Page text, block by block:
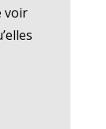
voir